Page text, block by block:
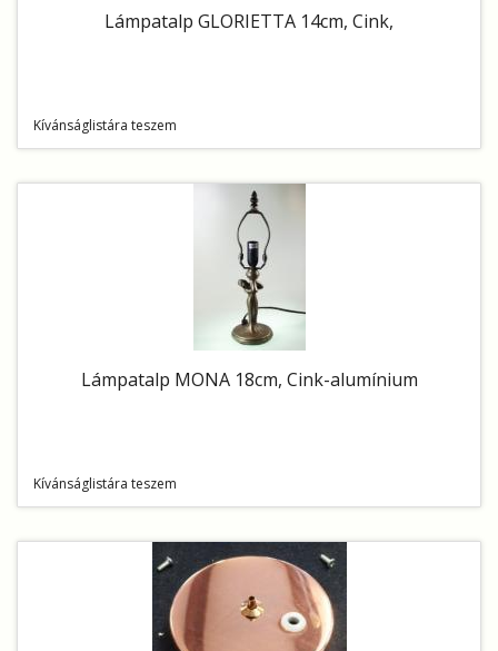
Lámpatalp GLORIETTA 14cm, Cink,
Kívánságlistára teszem
Lámpatalp MONA 18cm, Cink-alumínium
Kívánságlistára teszem